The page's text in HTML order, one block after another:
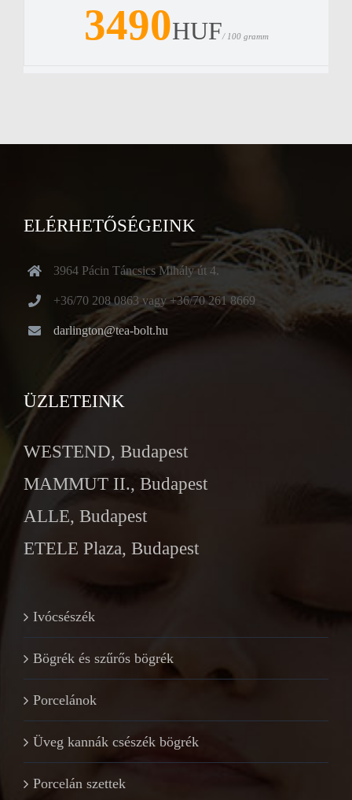
3490HUF/ 100 gramm
ELÉRHETŐSÉGEINK
3964 Pácin Táncsics Mihály út 4.
+36/70 208 0863 vagy +36/70 261 8669
darlington@tea-bolt.hu
ÜZLETEINK
WESTEND, Budapest
MAMMUT II., Budapest
ALLE, Budapest
ETELE Plaza, Budapest
Ivócsészék
Bögrék és szűrős bögrék
Porcelánok
Üveg kannák csészék bögrék
Porcelán szettek